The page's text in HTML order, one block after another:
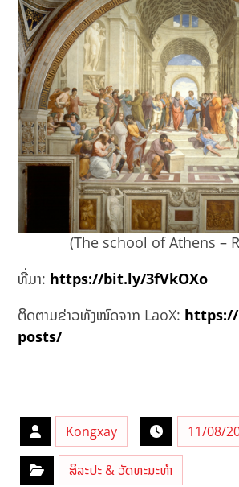
(The school of Athens –
ທີ່ມາ: https://bit.ly/3fVkOXo
ຕິດຕາມຂ່າວທັງໝົດຈາກ LaoX:
posts/
Kongxay 11/08/
ສິລະປະ & ວັດທະນະທຳ